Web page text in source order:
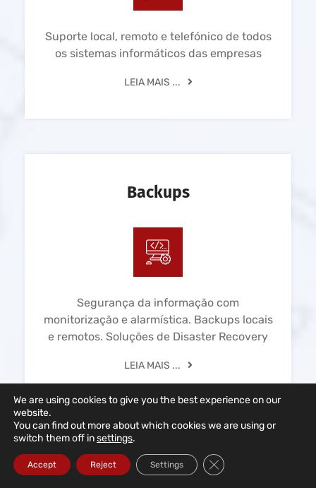
Suporte local, remoto e telefónico de todos
os sistemas informáticos das empresas
LEIA MAIS ...
Backups
Segurança da informação com
monitorização e alarmística. Backups locais
e remotos. Soluções de Disaster Recovery
LEIA MAIS ...
Redes Informáticas
We are using cookies to give you the best experience on our
website.
You can find out more about which cookies we are using or
switch them off insettings.
Accept Reject Settings Close GDPR Cookie